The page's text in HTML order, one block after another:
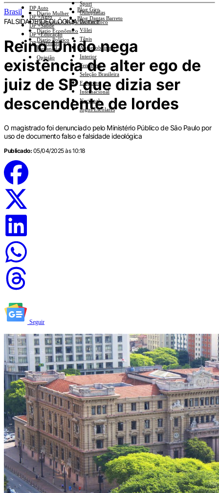
Sport
Olimpíadas
Basquete
Vôlei
Tênis
Automobilismo
Interior
Feminino
Seleção Brasileira
E-Sports
Internacional
Nacional
Jogos Escolares
DP Auto
DP +Agro
DP +Saúde
DP +Educação
DP +Ciências
Diario Mulher
Economia e Negócios Em Foco
Diario Econômico
Diario Político
Esplanada
Opinião
Blog Giro
Blog Dantas Barreto
Brasil
FALSIDADE IDEOLÓGICA
Reino Unido nega
existência de alter ego de
juiz de SP que dizia ser
descendente de lordes
O magistrado foi denunciado pelo Ministério Público de São Paulo por
uso de documento falso e falsidade ideológica
Publicado: 05/04/2025 às 10:18
Seguir